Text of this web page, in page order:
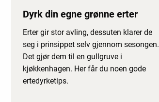
Dyrk din egne grønne erter
Erter gir stor avling, dessuten klarer de
seg i prinsippet selv gjennom sesongen.
Det gjør dem til en gullgruve i
kjøkkenhagen. Her får du noen gode
ertedyrketips.